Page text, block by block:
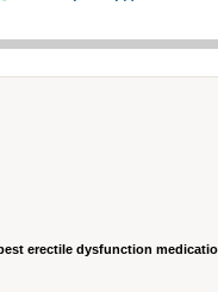
erectile dysfunction